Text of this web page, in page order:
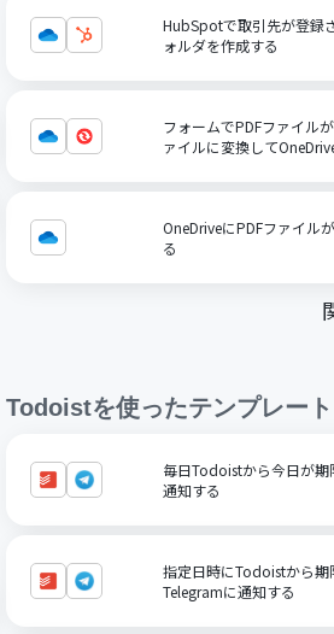
HubSpotで取引先が登録
ォルダを作成する
フォームでPDFファイル
ァイルに変換して
OneDriveにPDFファイル
る
Todoistを使ったテンプレート
毎日Todoistから今日が
通知する
指定日時にTodoistから期
Telegramに通知する